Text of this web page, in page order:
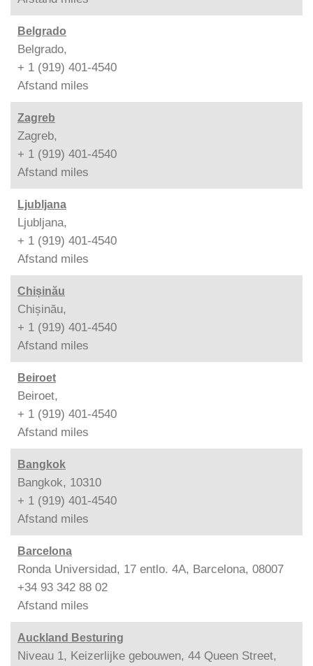
Belgrado
Belgrado,
+ 1 (919) 401-4540
Afstand miles
Zagreb
Zagreb,
+ 1 (919) 401-4540
Afstand miles
Ljubljana
Ljubljana,
+ 1 (919) 401-4540
Afstand miles
Chișinău
Chișinău,
+ 1 (919) 401-4540
Afstand miles
Beiroet
Beiroet,
+ 1 (919) 401-4540
Afstand miles
Bangkok
Bangkok, 10310
+ 1 (919) 401-4540
Afstand miles
Barcelona
Ronda Universidad, 17 entlo. 4A, Barcelona, 08007
+34 93 342 88 02
Afstand miles
Auckland Besturing
Niveau 1, Keizerlijke gebouwen, 44 Queen Street,